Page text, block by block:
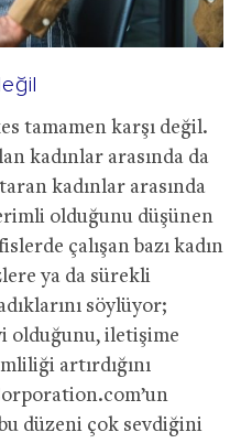
tamamen karşı değil.
kadınlar arasında da
kadınlar arasında
olduğunu düşünen
çalışan bazı kadın
ya da sürekli
söylüyor;
olduğunu, iletişime
artırdığını
düzeni çok sevdiğini